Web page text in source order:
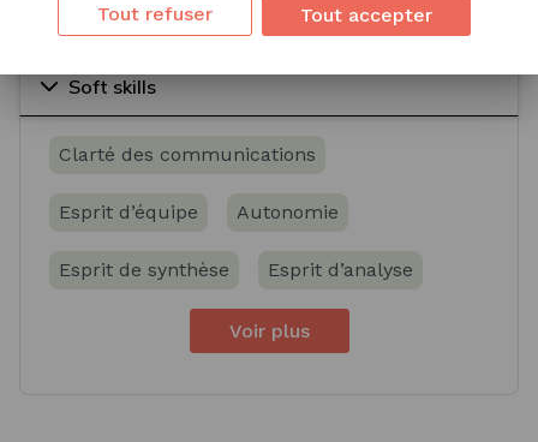
Soft skills
Clarté des communications
Esprit d’équipe Autonomie
Esprit de synthèse Esprit d’analyse
Voir plus
Tout refuser Tout accepter